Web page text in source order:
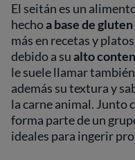
El seitán es un
hechoa base de
más en recetas y
debido a sualto
le suele llamar también
además su textura y
la carne animal. Junto
forma parte de un
ideales para ingerir